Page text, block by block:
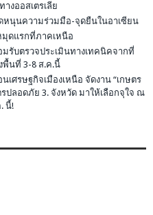
งออสเตรเลีย
หนุนความร่วมมือ-จุดยืนในอาเซียน
มุดแรกที่ภาคเหนือ
รับตรวจประเมินทางเทคนิคจากที่
นที่ 3-8 ส.ค.นี้
ศรษฐกิจเมืองเหนือ จัดงาน “เกษตร
รปลอดภัย 3. จังหวัด มาให้เลือกจุใจ ณ
นี้!